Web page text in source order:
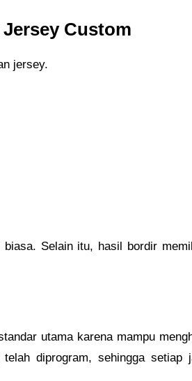
Custom
jersey.
Selain itu, hasil bordir
utama karena mampu
diprogram, sehingga